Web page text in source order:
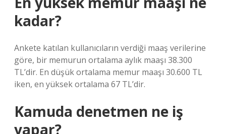
kadar?
Ankete katılan kullanıcıların verdiği maaş verilerine
göre, bir memurun ortalama aylık maaşı 38.300
TL’dir. En düşük ortalama memur maaşı 30.600 TL
iken, en yüksek ortalama 67 TL’dir.
Kamuda denetmen ne iş
yapar?